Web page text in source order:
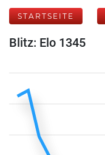
STARTSEITE
Blitz: Elo 1345